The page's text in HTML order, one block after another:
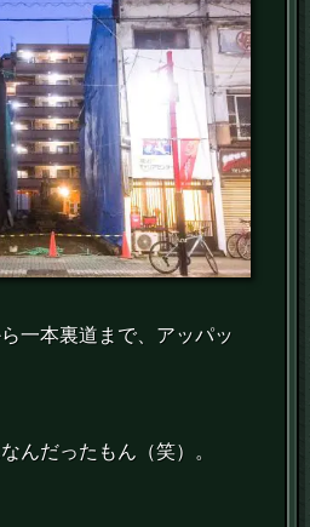
一本裏道まで、アッパッ
んだったもん（笑）。